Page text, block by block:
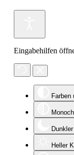
Eingabehilfen
Farben
Heller